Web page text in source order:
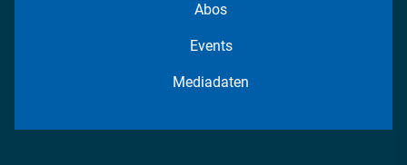
Abos
Events
Mediadaten